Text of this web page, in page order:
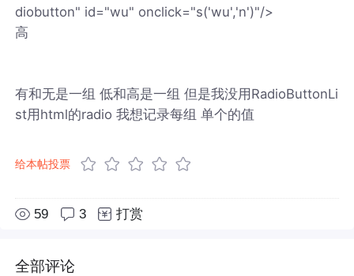
diobutton" id="wu" onclick="s('wu','n')"/>
高
有和无是一组 低和高是一组 但是我没用RadioButtonLi
st用html的radio 我想记录每组 单个的值
给本帖投票
59 3 打赏
全部评论